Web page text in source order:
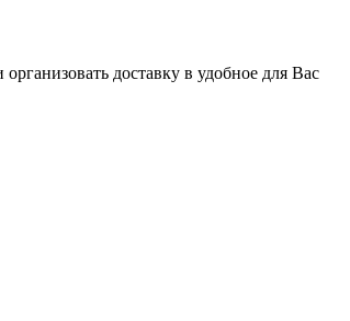
доставку в удобное для Вас